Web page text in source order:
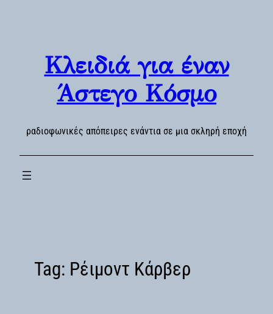
Κλειδιά για έναν
Άστεγο Κόσμο
ραδιοφωνικές απόπειρες ενάντια σε μια σκληρή εποχή
Tag: Ρέιμοντ Κάρβερ